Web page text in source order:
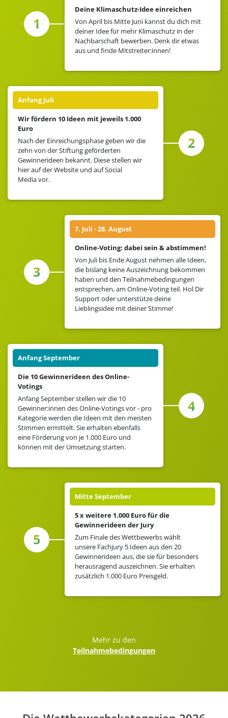
1
Deine Klimaschutz-Idee einreichen
Von April bis Mitte Juni kannst du dich mit
deiner Idee für mehr Klimaschutz in der
Nachbarschaft bewerben. Denk dir etwas
aus und finde Mitstreiter:innen!
Anfang Juli
Wir fördern 10 Ideen mit jeweils 1.000
Euro
Nach der Einreichungsphase geben wir die
zehn von der Stiftung geförderten
Gewinnerideen bekannt. Diese stellen wir
hier auf der Website und auf Social
Media vor.
2
3
7. Juli - 28. August
Online-Voting: dabei sein & abstimmen!
Von Juli bis Ende August nehmen alle Ideen,
die bislang keine Auszeichnung bekommen
haben und den Teilnahmebedingungen
entsprechen, am Online-Voting teil. Hol Dir
Support oder unterstütze deine
Lieblingsidee mit deiner Stimme!
Anfang September
Die 10 Gewinnerideen des Online-
Votings
Anfang September stellen wir die 10
Gewinner:innen des Online-Votings vor - pro
Kategorie werden die Ideen mit den meisten
Stimmen ermittelt. Sie erhalten ebenfalls
eine Förderung von je 1.000 Euro und
können mit der Umsetzung starten.
4
5
Mitte September
5 x weitere 1.000 Euro für die
Gewinnerideen der Jury
Zum Finale des Wettbewerbs wählt
unsere Fachjury 5 Ideen aus den 20
Gewinnerideen aus, die sie für besonders
herausragend auszeichnen. Sie erhalten
zusätzlich 1.000 Euro Preisgeld.
Mehr zu den
Teilnahmebedingungen